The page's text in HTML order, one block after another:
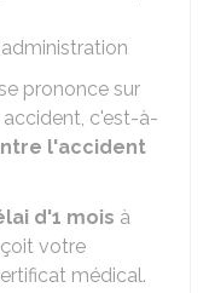
prononce sur
c'est-à-
l'accident
d'1 mois à
votre
médical.